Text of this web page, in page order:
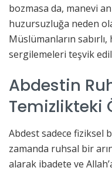
bozmasa da, manevi
huzursuzluğa neden
Müslümanların
sergilemeleri teşvik
Abdestin
Temizlikteki
Abdest sadece fiziksel
zamanda ruhsal bir
alarak ibadete ve